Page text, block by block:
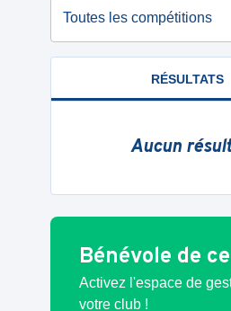
Toutes les compétitions
RÉSULTATS
Aucun
Bénévole de
Activez l'espace de
votre club !